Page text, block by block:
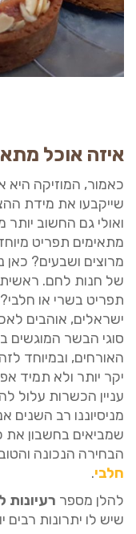
איזה אוכל
כאמור, המוזיקה היא
שייקבעו את מידת
ואולי גם החשוב יותר
מתאימים תפריט
מרוצים ושבעים? כאן
של חנות לחם.
תפריט בשרי או
ישראלים, אוהבים
סוגי הבשר המוגשים
האורחים, ובמיוחד
יקר יותר ולא תמיד
עניין הכשרות עלול
מניסיוננו רב השנים
שמביאים בחשבון את
הבחירה הנכונה
חלבי.
להלן מספר רעיונות
שיש לו יתרונות